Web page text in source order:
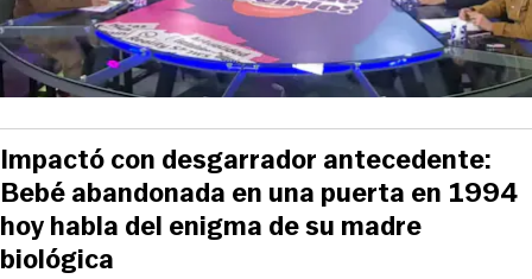
Impactó con desgarrador antecedente:
Bebé abandonada en una puerta en 1994
hoy habla del enigma de su madre
biológica